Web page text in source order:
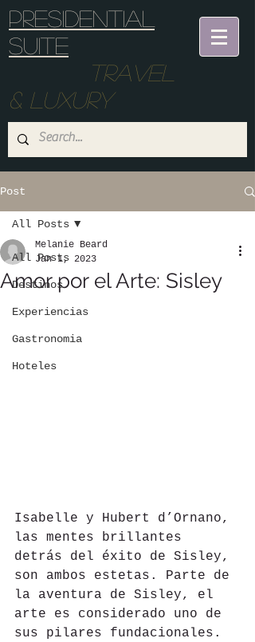
Presidential
suite
Travel
& Luxury
Post
All Posts
Destinos
Experiencias
Gastronomia
Hoteles
All Posts
Amor por el Arte: Sisley
Melanie Beard
Jan 1, 2023
Isabelle y Hubert d’Ornano,
las mentes brillantes
detrás del éxito de Sisley,
son ambos estetas. Parte de
la aventura de Sisley, el
arte es considerado uno de
sus pilares fundacionales.